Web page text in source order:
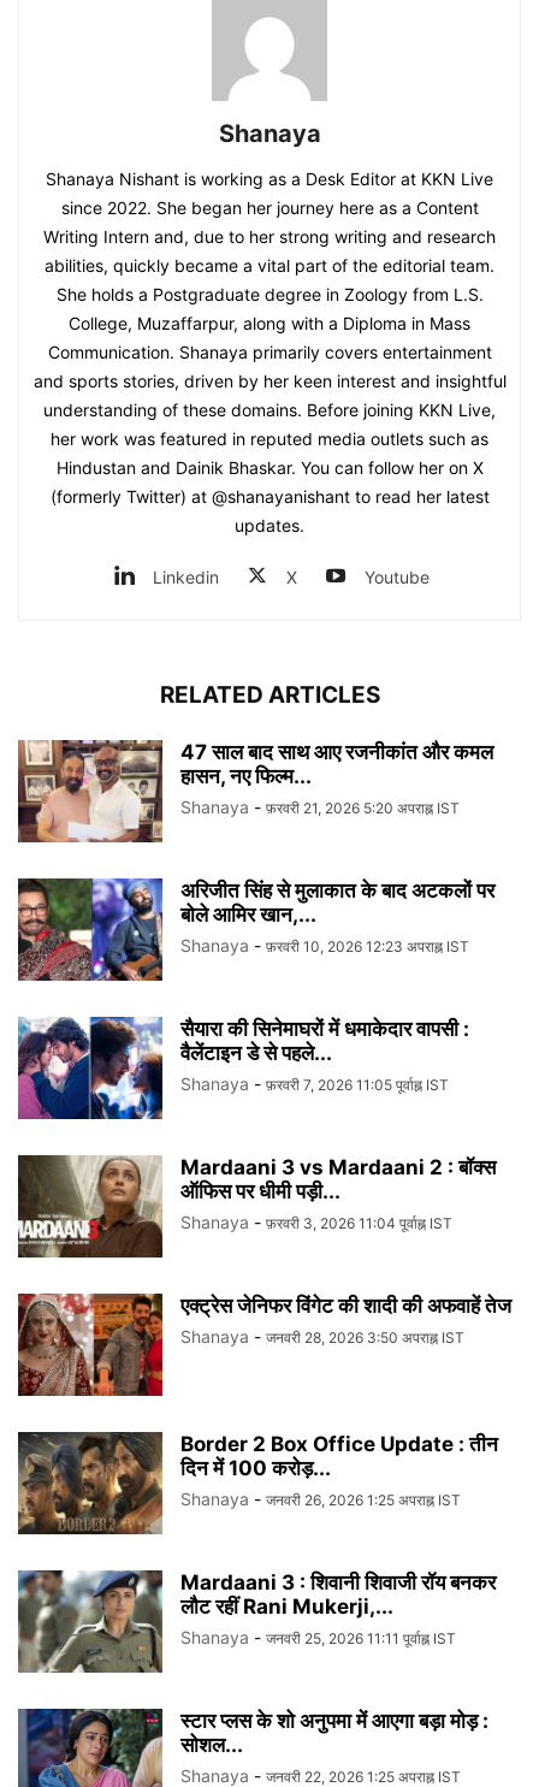
Shanaya
Shanaya Nishant is working as a Desk Editor at KKN Live
since 2022. She began her journey here as a Content
Writing Intern and, due to her strong writing and research
abilities, quickly became a vital part of the editorial team.
She holds a Postgraduate degree in Zoology from L.S.
College, Muzaffarpur, along with a Diploma in Mass
Communication. Shanaya primarily covers entertainment
and sports stories, driven by her keen interest and insightful
understanding of these domains. Before joining KKN Live,
her work was featured in reputed media outlets such as
Hindustan and Dainik Bhaskar. You can follow her on X
(formerly Twitter) at @shanayanishant to read her latest
updates.
Linkedin X Youtube
RELATED ARTICLES
47 साल बाद साथ आए रजनीकांत और कमल
हासन, नए फिल्म...
Shanaya - फ़रवरी 21, 2026 5:20 अपराह्न IST
अरिजीत सिंह से मुलाकात के बाद अटकलों पर
बोले आमिर खान,...
Shanaya - फ़रवरी 10, 2026 12:23 अपराह्न IST
सैयारा की सिनेमाघरों में धमाकेदार वापसी :
वैलेंटाइन डे से पहले...
Shanaya - फ़रवरी 7, 2026 11:05 पूर्वाह्न IST
Mardaani 3 vs Mardaani 2 : बॉक्स
ऑफिस पर धीमी पड़ी...
Shanaya - फ़रवरी 3, 2026 11:04 पूर्वाह्न IST
एक्ट्रेस जेनिफर विंगेट की शादी की अफवाहें तेज
Shanaya - जनवरी 28, 2026 3:50 अपराह्न IST
Border 2 Box Office Update : तीन
दिन में 100 करोड़...
Shanaya - जनवरी 26, 2026 1:25 अपराह्न IST
Mardaani 3 : शिवानी शिवाजी रॉय बनकर
लौट रहीं Rani Mukerji,...
Shanaya - जनवरी 25, 2026 11:11 पूर्वाह्न IST
स्टार प्लस के शो अनुपमा में आएगा बड़ा मोड़ :
सोशल...
Shanaya - जनवरी 22, 2026 1:25 अपराह्न IST